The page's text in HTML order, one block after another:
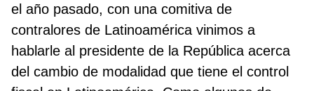
el año pasado, con una comitiva de
contralores de Latinoamérica vinimos a
hablarle al presidente de la República acerca
del cambio de modalidad que tiene el control